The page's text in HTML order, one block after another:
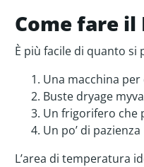
Come fare il
È più facile di quanto si
Una macchina
Buste dryage
Un frigorifero che
Un po’ di pazienza
L’area di temperatura